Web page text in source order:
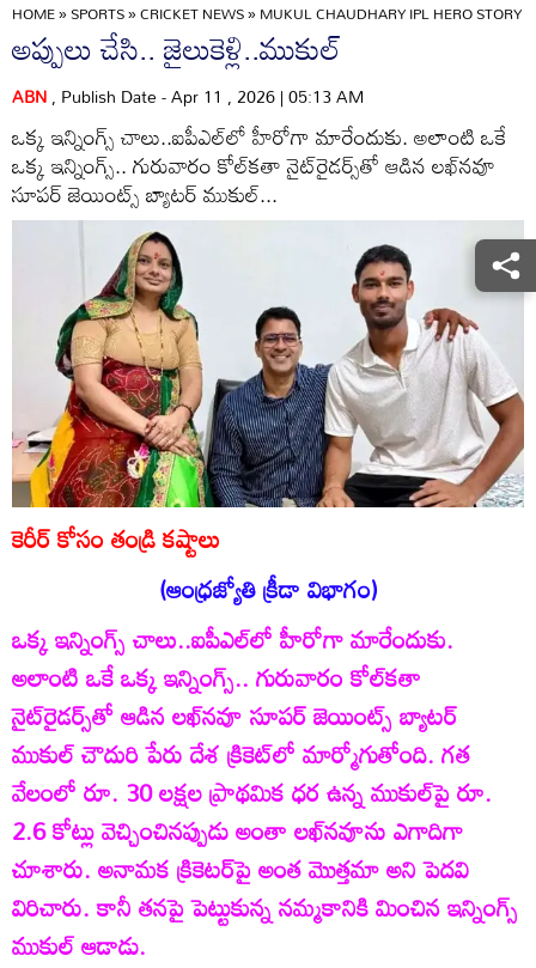
HOME»SPORTS»CRICKET NEWS»MUKUL CHAUDHARY IPL HERO STORY
అప్పులు చేసి.. జైలుకెళ్లి..ముకుల్‌
ABN, Publish Date - Apr 11 , 2026 | 05:13 AM
ఒక్క ఇన్నింగ్స్‌ చాలు..ఐపీఎల్‌లో హీరోగా మారేందుకు. అలాంటి ఒకే
ఒక్క ఇన్నింగ్స్‌.. గురువారం కోల్‌కతా నైట్‌రైడర్స్‌తో ఆడిన లఖ్‌నవూ
సూపర్‌ జెయింట్స్‌ బ్యాటర్‌ ముకుల్‌...
కెరీర్‌ కోసం తండ్రి కష్టాలు
(ఆంధ్రజ్యోతి క్రీడా విభాగం)
ఒక్క ఇన్నింగ్స్‌ చాలు..ఐపీఎల్‌లో హీరోగా మారేందుకు.
అలాంటి ఒకే ఒక్క ఇన్నింగ్స్‌.. గురువారం కోల్‌కతా
నైట్‌రైడర్స్‌తో ఆడిన లఖ్‌నవూ సూపర్‌ జెయింట్స్‌ బ్యాటర్‌
ముకుల్‌ చౌదురి పేరు దేశ క్రికెట్‌లో మార్మోగుతోంది. గత
వేలంలో రూ. 30 లక్షల ప్రాథమిక ధర ఉన్న ముకుల్‌పై రూ.
2.6 కోట్లు వెచ్చించినప్పుడు అంతా లఖ్‌నవూను ఎగాదిగా
చూశారు. అనామక క్రికెటర్‌పై అంత మొత్తమా అని పెదవి
విరిచారు. కానీ తనపై పెట్టుకున్న నమ్మకానికి మించిన ఇన్నింగ్స్‌
ముకుల్‌ ఆడాడు.